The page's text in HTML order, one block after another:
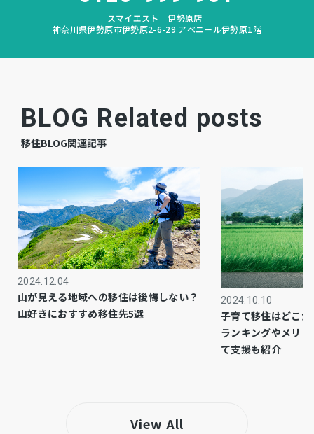
無
プロパン個別
都市計画 市街化区域
用途地域 2種中高
設備・条件 追い焚き、トイレ２箇所、エアコン、納戸
備考
－
・業務スーパー／徒歩約2分（約110ｍ）
スマイエスト 伊勢原店
神奈川県伊勢原市伊勢原2-6-29 アベニール伊勢原1階
BLOG Related posts
移住BLOG関連記事
2024.12.04
山が見える地域への移住は後悔しない？
山好きにおすすめ移住先5選
2024.10.10
子育て移住はどこ
ランキングやメリ
て支援も紹介
View All